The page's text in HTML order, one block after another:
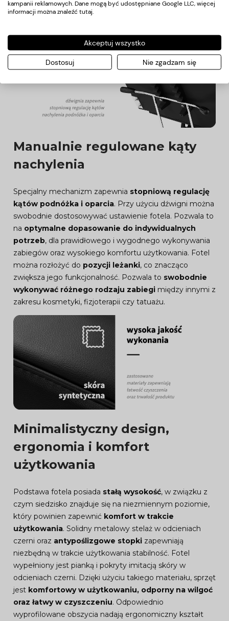
zarówno podczas zabiegów na twarz, jak i tych
Manualnie regulowane kąty
nachylenia
Specjalny mechanizm zapewnia stopniową regulację
kątów podnóżka i oparcia. Przy użyciu dźwigni można
swobodnie dostosowywać ustawienie fotela. Pozwala to
na optymalne dopasowanie do indywidualnych
potrzeb, dla prawidłowego i wygodnego wykonywania
zabiegów oraz wysokiego komfortu użytkowania. Fotel
można rozłożyć do pozycji leżanki, co znacząco
zwiększa jego funkcjonalność. Pozwala to swobodnie
wykonywać różnego rodzaju zabiegi między innymi z
zakresu kosmetyki, fizjoterapii czy tatuażu.
Minimalistyczny design,
ergonomia i komfort
użytkowania
Podstawa fotela posiada stałą wysokość, w związku z
czym siedzisko znajduje się na niezmiennym poziomie,
który powinien zapewnić komfort w trakcie
użytkowania. Solidny metalowy stelaż w odcieniach
czerni oraz antypoślizgowe stopki zapewniają
niezbędną w trakcie użytkowania stabilność. Fotel
wypełniony jest pianką i pokryty imitacją skóry w
odcieniach czerni. Dzięki użyciu takiego materiału, sprzęt
jest komfortowy w użytkowaniu, odporny na wilgoć
oraz łatwy w czyszczeniu. Odpowiednio
wyprofilowane obszycia nadają ergonomiczny kształt
kampanii reklamowych. Dane mogą być udostępniane Google LLC, więcej
informacji można znaleźć tutaj.
Akceptuj wszystko
Dostosuj Nie zgadzam się